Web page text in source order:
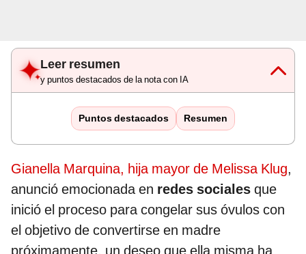
Leer resumen
y puntos destacados de la nota con IA
Puntos destacados Resumen
Gianella Marquina, hija mayor de Melissa Klug,
anunció emocionada en redes sociales que
inició el proceso para congelar sus óvulos con
el objetivo de convertirse en madre
próximamente, un deseo que ella misma ha